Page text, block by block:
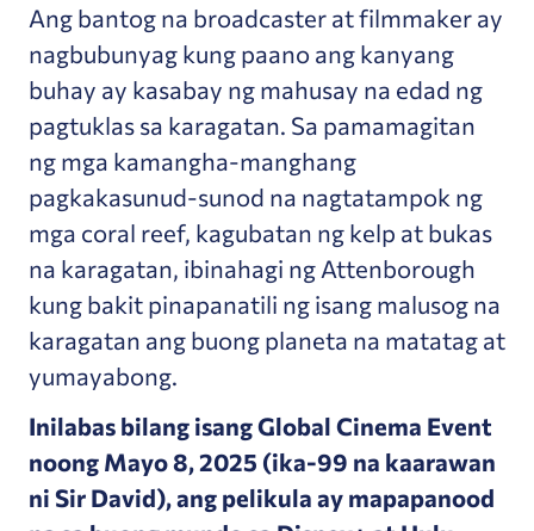
Ang bantog na broadcaster at filmmaker ay
nagbubunyag kung paano ang kanyang
buhay ay kasabay ng mahusay na edad ng
pagtuklas sa karagatan. Sa pamamagitan
ng mga kamangha-manghang
pagkakasunud-sunod na nagtatampok ng
mga coral reef, kagubatan ng kelp at bukas
na karagatan, ibinahagi ng Attenborough
kung bakit pinapanatili ng isang malusog na
karagatan ang buong planeta na matatag at
yumayabong.
Inilabas bilang isang Global Cinema Event
noong Mayo 8, 2025 (ika-99 na kaarawan
ni Sir David), ang pelikula ay mapapanood